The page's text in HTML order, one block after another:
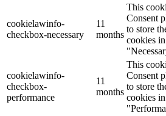
cookielawinfo-
checkbox-necessary
11
months
This
Consent
to store
cookies
cookielawinfo-
checkbox-
performance
11
months
This
Consent
to store
cookies